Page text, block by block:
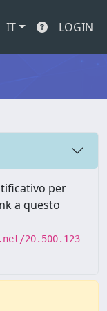
IT LOGIN
per
a questo
20.500.123